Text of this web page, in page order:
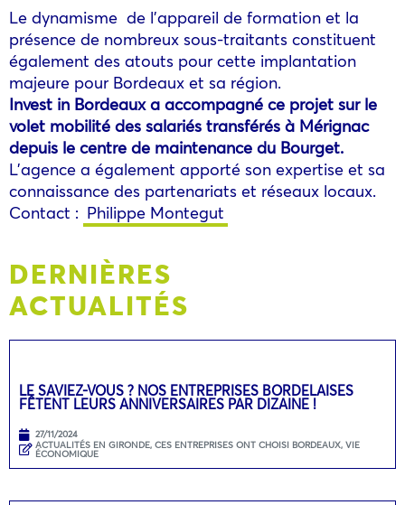
Le dynamisme de l’appareil de formation et la
présence de nombreux sous-traitants constituent
également des atouts pour cette implantation
majeure pour Bordeaux et sa région.
Invest in Bordeaux a accompagné ce projet sur le
volet mobilité des salariés transférés à Mérignac
depuis le centre de maintenance du Bourget.
L’agence a également apporté son expertise et sa
connaissance des partenariats et réseaux locaux.
Contact : Philippe Montegut
DERNIÈRES
ACTUALITÉS
LE SAVIEZ-VOUS ? NOS ENTREPRISES BORDELAISES
FÊTENT LEURS ANNIVERSAIRES PAR DIZAINE !
27/11/2024
ACTUALITÉS EN GIRONDE, CES ENTREPRISES ONT CHOISI BORDEAUX, VIE
ÉCONOMIQUE